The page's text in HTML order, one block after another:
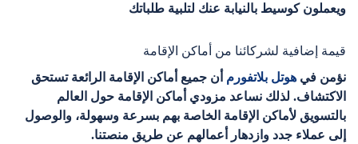
ويعملون كوسيط بالنيابة عنك لتلبية طلباتك
قيمة إضافية لشركائنا من أماكن الإقامة
نؤمن في هوتل بلاتفورم أن جميع أماكن الإقامة الرائعة تستحق
الاكتشاف. لذلك نساعد مزودي أماكن الإقامة حول العالم
بالتسويق لأماكن الإقامة الخاصة بهم بسرعة وسهولة، والوصول
إلى عملاء جدد وازدهار أعمالهم عن طريق منصتنا.